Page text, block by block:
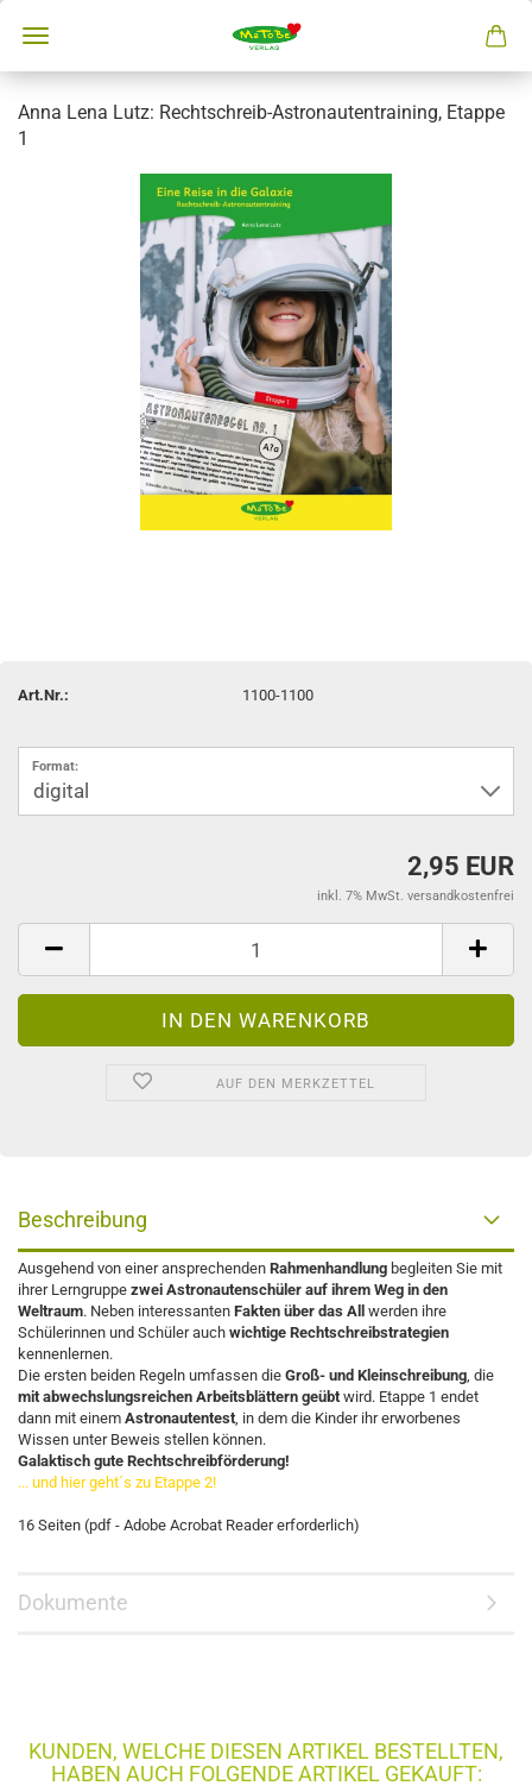
Anna Lena Lutz: Rechtschreib-Astronautentraining, Etappe
1
Art.Nr.: 1100-1100
Format:
2,95 EUR
inkl. 7% MwSt. versandkostenfrei
AUF DEN MERKZETTEL
Beschreibung
Ausgehend von einer ansprechenden Rahmenhandlung begleiten Sie mit
ihrer Lerngruppe zwei Astronautenschüler auf ihrem Weg in den
Weltraum. Neben interessanten Fakten über das All werden ihre
Schülerinnen und Schüler auch wichtige Rechtschreibstrategien
kennenlernen.
Die ersten beiden Regeln umfassen die Groß- und Kleinschreibung, die
mit abwechslungsreichen Arbeitsblättern geübtwird. Etappe 1 endet
dann mit einem Astronautentest, in dem die Kinder ihr erworbenes
Wissen unter Beweis stellen können.
Galaktisch gute Rechtschreibförderung!
... und hier geht´s zu Etappe 2!
16 Seiten (pdf - Adobe Acrobat Reader erforderlich)
Dokumente
KUNDEN, WELCHE DIESEN ARTIKEL BESTELLTEN,
HABEN AUCH FOLGENDE ARTIKEL GEKAUFT: